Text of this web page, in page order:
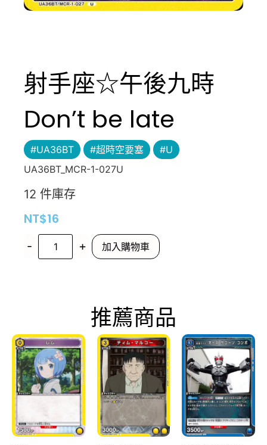
射手座☆午後九時
Don’t be late
#UA36BT #超時空要塞
#U
UA36BT_MCR-1-027U
12 件庫存
NT$16
- + 加入購物車
推薦商品